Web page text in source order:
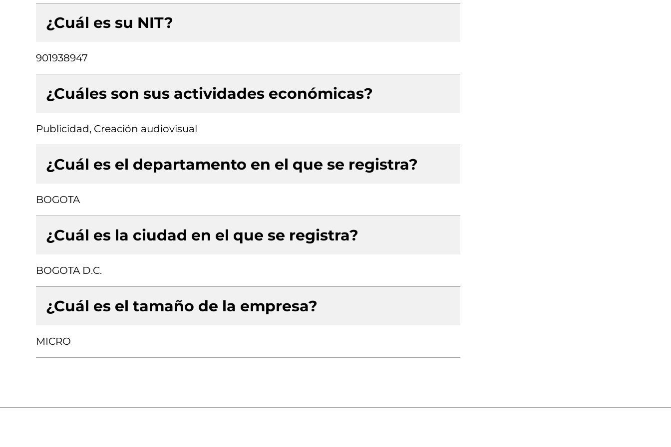
¿Cuál es su NIT?
901938947
¿Cuáles son sus actividades económicas?
Publicidad, Creación audiovisual
¿Cuál es el departamento en el que se registra?
BOGOTA
¿Cuál es la ciudad en el que se registra?
BOGOTA D.C.
¿Cuál es el tamaño de la empresa?
MICRO